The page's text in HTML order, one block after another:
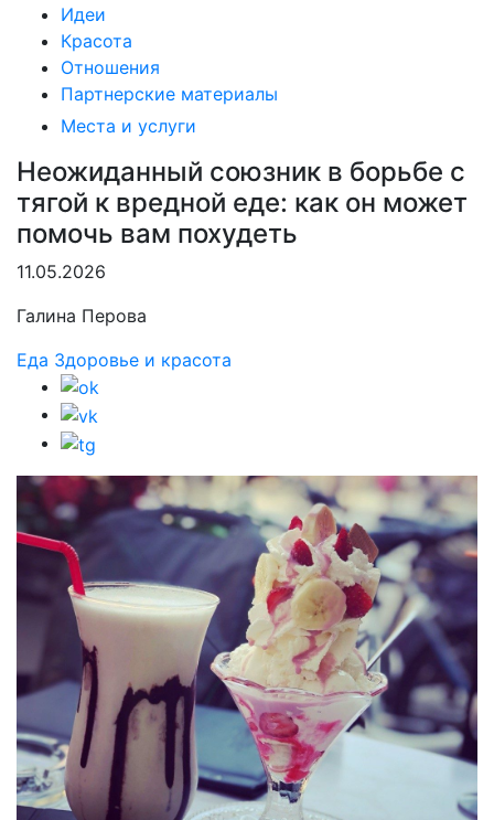
Идеи
Красота
Отношения
Партнерские материалы
Места и услуги
Неожиданный союзник в борьбе с
тягой к вредной еде: как он может
помочь вам похудеть
11.05.2026
Галина Перова
Еда Здоровье и красота